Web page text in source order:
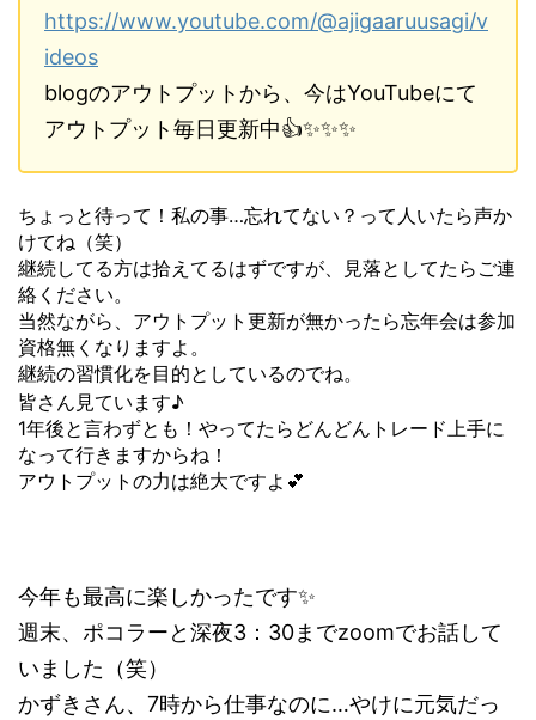
https://www.youtube.com/@ajigaaruusagi/v
ideos
blogのアウトプットから、今はYouTubeにて
アウトプット毎日更新中👍✨✨✨
ちょっと待って！私の事…忘れてない？って人いたら声か
けてね（笑）
継続してる方は拾えてるはずですが、見落としてたらご連
絡ください。
当然ながら、アウトプット更新が無かったら忘年会は参加
資格無くなりますよ。
継続の習慣化を目的としているのでね。
皆さん見ています♪
1年後と言わずとも！やってたらどんどんトレード上手に
なって行きますからね！
アウトプットの力は絶大ですよ💕
今年も最高に楽しかったです✨
週末、ポコラーと深夜3：30までzoomでお話して
いました（笑）
かずきさん、7時から仕事なのに…やけに元気だっ